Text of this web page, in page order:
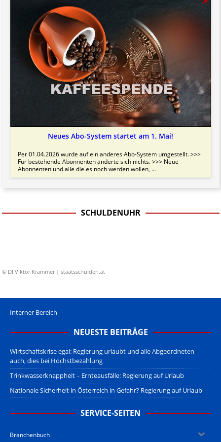
Neues Abo-System startet am 1. Mai!
Per 01.04.2026 wurde auf ein anderes Abo-System umgestellt. >>>
Für bestehende Abonnenten änderte sich nichts. >>> Neue
Abonnenten und alle die es noch werden wollen, ...
SCHULDENUHR
© DI Viktor Krammer | staatsschulden.at
Interner Bereich
NEUESTE BEITRÄGE
Wirtschaftskrise egal: Regierung urlaubt und alle Abgeordneten
auch, dies bei Höchstbezahlung
Trinkwasserknappheit – Ernteausfälle: Regierung auf Urlaub
Nationale Sicherheit in Österreich in Gefahr? Regierung auf Urlaub
SERVICE-SEITEN
Branchenbuch